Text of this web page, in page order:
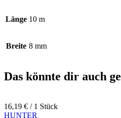
Länge 10 m
Breite 8 mm
Das könnte dir auch
16,19 € / 1 Stück
HUNTER